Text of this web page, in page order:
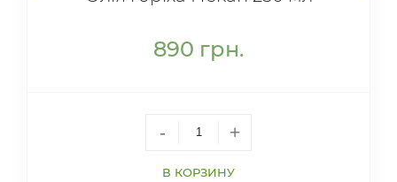
890 грн.
- +
В КОРЗИНУ